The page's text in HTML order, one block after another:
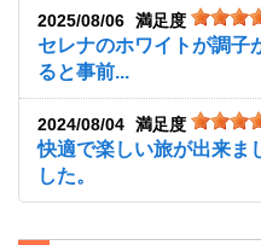
2025/08/06 満足度
セレナのホワイトが調子
ると事前...
2024/08/04 満足度
快適で楽しい旅が出来ま
した。